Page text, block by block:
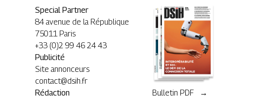
Special Partner
84 avenue de la République
75011 Paris
+33 (0)2 99 46 24 43
Publicité
Site annonceurs
contact@dsih.fr
Rédaction
Bulletin PDF →